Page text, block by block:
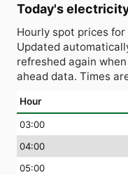
Today's
Hourly spot prices
Updated
refreshed again
ahead data. Times
Hour
03:00
04:00
05:00